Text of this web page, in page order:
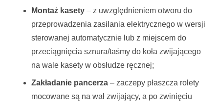
Montaż kasety – z uwzględnieniem otworu do
przeprowadzenia zasilania elektrycznego w wersji
sterowanej automatycznie lub z miejscem do
przeciągnięcia sznura/taśmy do koła zwijającego
na wale kasety w obsłudze ręcznej;
Zakładanie pancerza – zaczepy płaszcza rolety
mocowane są na wał zwijający, a po zwinięciu